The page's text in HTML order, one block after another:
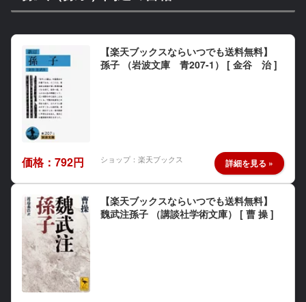
【楽天ブックスならいつでも送料無料】
孫子 （岩波文庫 青207-1） [ 金谷 治 ]
価格：792円 ショップ：楽天ブックス
【楽天ブックスならいつでも送料無料】
魏武注孫子 （講談社学術文庫） [ 曹 操 ]